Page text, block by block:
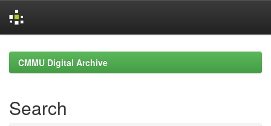
navigationCMMU Digital Archive
Search